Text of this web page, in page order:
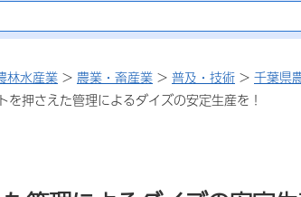
林水産業 > 農業・畜産業 > 普及・技術 > 千葉県
を押さえた管理によるダイズの安定生産を！